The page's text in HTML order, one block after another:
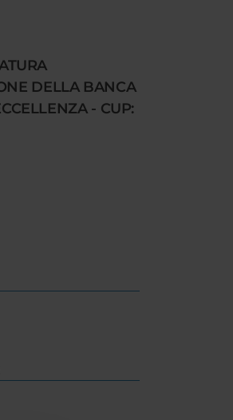
DELLA BANCA
- CUP: